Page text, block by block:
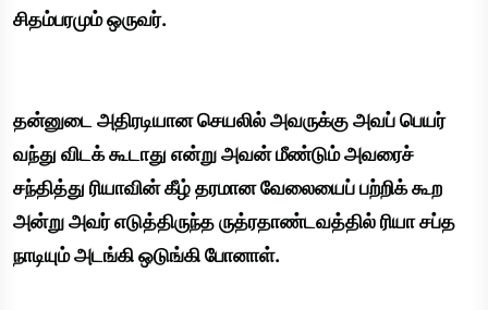
சிதம்பரமும் ஒருவர்.
தன்னுடை அதிரடியான செயலில் அவருக்கு அவப் பெயர்
வந்து விடக் கூடாது என்று அவன் மீண்டும் அவரைச்
சந்தித்து ரியாவின் கீழ் தரமான வேலையைப் பற்றிக் கூற
அன்று அவர் எடுத்திருந்த ருத்ரதாண்டவத்தில் ரியா சப்த
நாடியும் அடங்கி ஒடுங்கி போனாள்.